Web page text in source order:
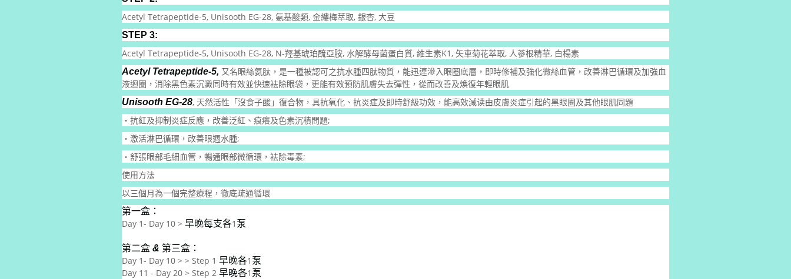
Acetyl Tetrapeptide-5, Unisooth EG-28, 氨基酸類, 金縷梅萃取, 銀杏, 大豆
STEP 3:
Acetyl Tetrapeptide-5, Unisooth EG-28, N-羥基琥珀酼亞胺, 水解酵母菌蛋白質, 維生素K1, 矢車菊花萃取, 人蔘根精華, 白楊素
Acetyl Tetrapeptide-5, 又名眼絲氨肽，是一種被認可之抗水腫四肽物質，能迅連滲入眼圈底層，即時修補及強化微絲血管，改善淋巴循環及加強血
液迴圈，消除黑色素沉澱同時有效並快速袪除眼袋，更能有效預防肌膚失去彈性，從而改善及煥復年輕眼肌
Unisooth EG-28, 天然活性「沒食子酸」復合物，具抗氧化、抗炎症及即時舒級功效，能高效減读由皮膚炎症引起的黑眼圈及其他眼肌同題
・抗紅及抑制炎症反應，改善泛紅、痕癢及色素沉積問題;
・激活淋巴循環，改善眼週水腫;
・舒張眼部毛細血管，暢通眼部微循環，袪除毒素;
使用方法
以三個月為一個完整療程，徹底疏通循環
第一盒：
Day 1- Day 10 > 早晚每支各1 泵
第二盒 & 第三盒：
Day 1- Day 10 > > Step 1 早晚各1 泵
Day 11 - Day 20 > Step 2 早晚各1 泵